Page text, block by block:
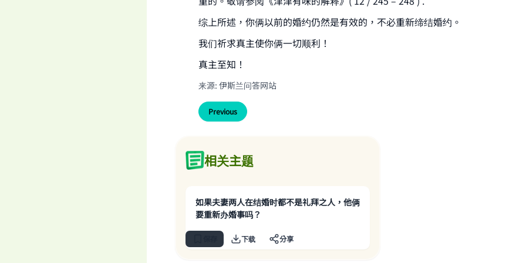
综上所述，你俩以前的婚约仍然是有效的，不必重新缔结婚约。
我们祈求真主使你俩一切顺利！
真主至知！
来源: 伊斯兰问答网站
Previous
相关主题
如果夫妻两人在结婚时都不是礼拜之人，他俩
要重新办婚事吗？
下载 分享
(MUSLIM, 1893)